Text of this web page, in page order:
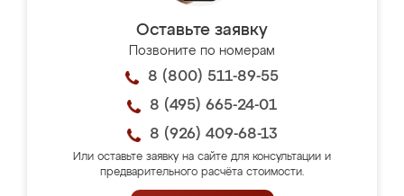
Оставьте заявку
Позвоните по номерам
8 (800) 511-89-55
8 (495) 665-24-01
8 (926) 409-68-13
Или оставьте заявку на сайте для консультации и
предварительного расчёта стоимости.